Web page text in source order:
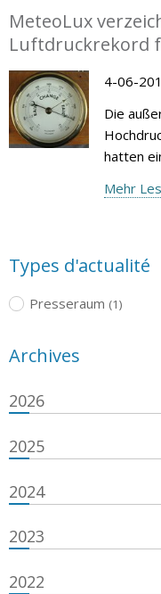
MeteoLux
Luftdruckrekord
4-06-
Die
hatten
Mehr
Types d'actualité
Presseraum (1)
Archives
2026
2025
2024
2023
2022